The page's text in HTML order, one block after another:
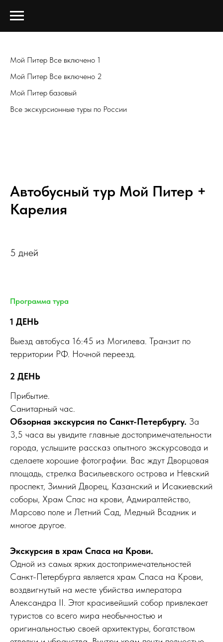
Мой Питер Все включено 1
Мой Питер Все включено 2
Мой Питер базовый
Все экскурсионные туры по России
Автобусный тур Мой Питер +
Карелия
5 дней
Программа тура
1 ДЕНЬ
Выезд автобуса 16:45 из Могилева. Транзит по
территории РФ. Ночной переезд.
2 ДЕНЬ
Прибытие.
Санитарный час.
Обзорная экскурсия по Санкт-Петербургу. За
3,5 часа вы увидите главные достопримечательности
города, услышите рассказ опытного экскурсовода и
сделаете хорошие фотографии. Вас ждут Дворцовая
площадь, стрелка Васильевского острова и Невский
проспект, Зимний Дворец, Казанский и Исакиевский
соборы, Храм Спас на крови, Адмиралтейство,
Марсово поле и Летний Сад, Медный Всадник и
многое другое.
Экскурсия в храм Спаса на Крови.
Одной из самых ярких достопримечательностей
Санкт-Петербурга является храм Спаса на Крови,
воздвигнутый на месте убийства императора
Александра II. Этот красивейший собор привлекает
туристов со всего мира необычностью и
оригинальностью своей архитектуры, богатством